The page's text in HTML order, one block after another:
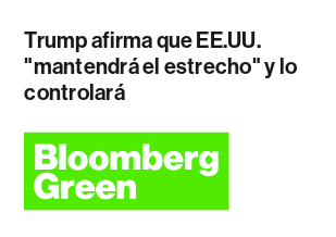
Trump afirma que EE.UU.
"mantendrá el estrecho" y lo
controlará